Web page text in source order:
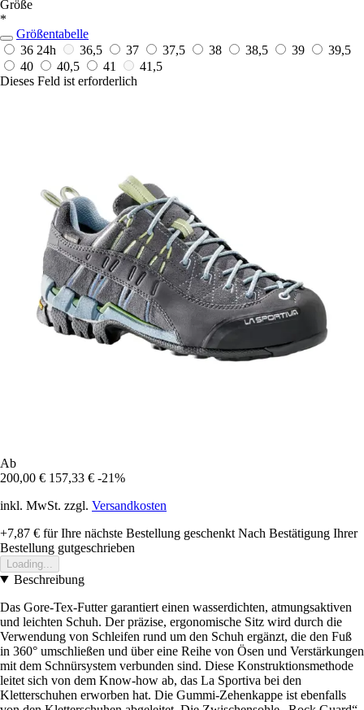
Größe
*
Größentabelle
36 24h 36,5 37 37,5 38 38,5 39
39,5
40
40,5 41
41,5
Dieses Feld ist erforderlich
Ab
200,00 € 157,33 € -21%
inkl. MwSt. zzgl. Versandkosten
+7,87 € für Ihre nächste Bestellung geschenkt Nach Bestätigung Ihrer
Bestellung gutgeschrieben
Loading...
Beschreibung
Das Gore-Tex-Futter garantiert einen wasserdichten, atmungsaktiven
und leichten Schuh. Der präzise, ergonomische Sitz wird durch die
Verwendung von Schleifen rund um den Schuh ergänzt, die den Fuß
in 360° umschließen und über eine Reihe von Ösen und Verstärkungen
mit dem Schnürsystem verbunden sind. Diese Konstruktionsmethode
leitet sich von dem Know-how ab, das La Sportiva bei den
Kletterschuhen erworben hat. Die Gummi-Zehenkappe ist ebenfalls